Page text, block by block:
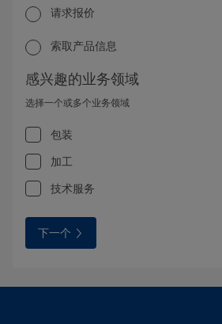
请求报价
索取产品信息
感兴趣的业务领域
选择一个或多个业务领域
包装
加工
技术服务
下一个